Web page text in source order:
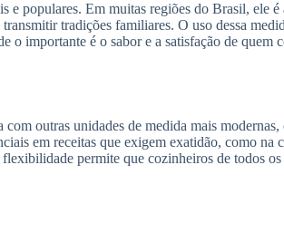
e populares. Em muitas regiões do Brasil, ele é
tradições familiares. O uso dessa
o importante é o sabor e a satisfação de quem
outras unidades de medida mais modernas,
em receitas que exigem exatidão, como na
permite que cozinheiros de todos